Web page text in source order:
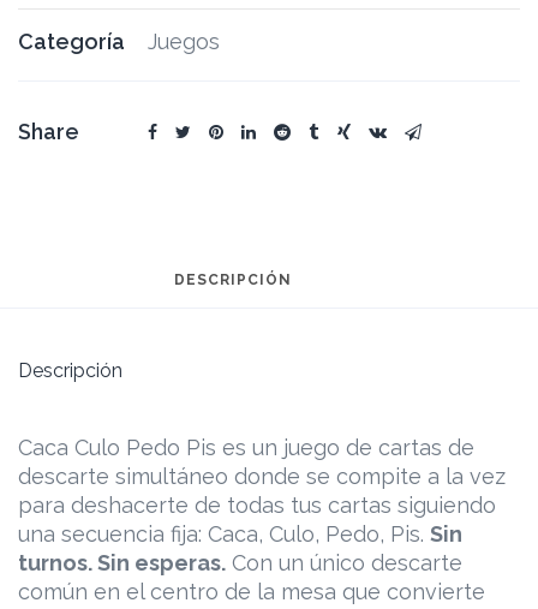
Categoría Juegos
Share
DESCRIPCIÓN
Descripción
Caca Culo Pedo Pis es un juego de cartas de
descarte simultáneo donde se compite a la vez
para deshacerte de todas tus cartas siguiendo
una secuencia fija: Caca, Culo, Pedo, Pis. Sin
turnos. Sin esperas. Con un único descarte
común en el centro de la mesa que convierte